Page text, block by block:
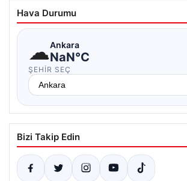
Hava Durumu
☁Ankara
NaN°C
ŞEHIR SEÇ
Bizi Takip Edin